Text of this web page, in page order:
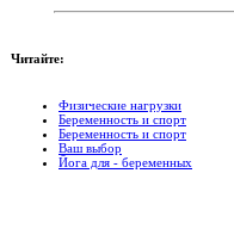
Читайте:
Физические нагрузки
Беременность и спорт
Беременность и спорт
Ваш выбор
Йога для - беременных